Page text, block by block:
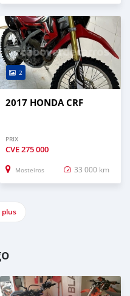
2
2017 HONDA CRF
PRIX
CVE275 000
Mosteiros 33 000 km